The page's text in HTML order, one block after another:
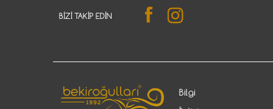
BIZI TAKIP EDIN
Bilgi